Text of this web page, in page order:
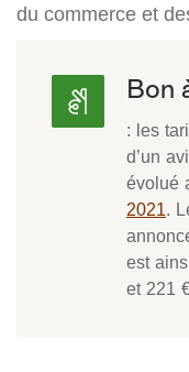
du commerce et
Bon
: les
d’un
évolué
2021.
est
et 221